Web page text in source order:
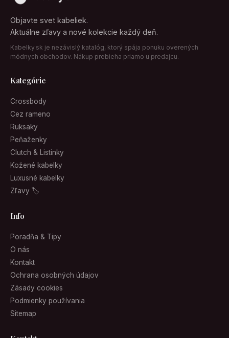
Objavte svet kabeliek.
Aktuálne zľavy a nové kolekcie každý deň.
Kabelky.sk je nezávislý katalóg, ktorý spája ponuku overených
módnych obchodov. Nákup prebieha priamo u predajcu.
Kategórie
Crossbody
Cez rameno
Ruksaky
Peňaženky
Clutch & Listinky
Kožené kabelky
Luxusné kabelky
Zľavy 🏷
Info
Poradňa & Tipy
O nás
Kontakt
Ochrana osobných údajov
Zásady cookies
Podmienky používania
Sitemap